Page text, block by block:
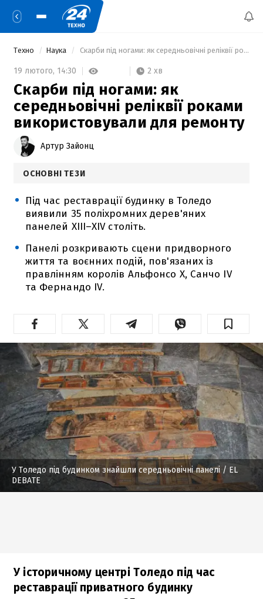
Техно Наука Скарби під ногами: як середньовічні реліквії роками використовували для ремонту
19 лютого, 14:30 2 хв
Скарби під ногами: як
середньовічні реліквії роками
використовували для ремонту
Артур Зайонц
ОСНОВНІ ТЕЗИ
Під час реставрації будинку в Толедо
виявили 35 поліхромних дерев'яних
панелей XIII–XIV століть.
Панелі розкривають сцени придворного
життя та воєнних подій, пов'язаних із
правлінням королів Альфонсо X, Санчо IV
та Фернандо IV.
У Толедо під будинком знайшли середньовічні панелі / EL
DEBATE
У історичному центрі Толедо під час
реставрації приватного будинку